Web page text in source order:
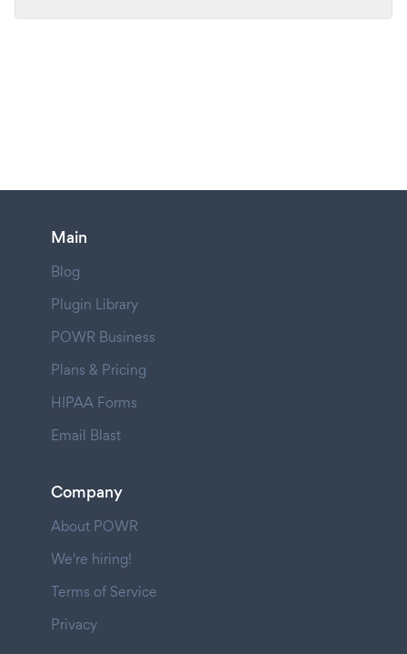
Main
Blog
Plugin Library
POWR Business
Plans & Pricing
HIPAA Forms
Email Blast
Company
About POWR
We're hiring!
Terms of Service
Privacy